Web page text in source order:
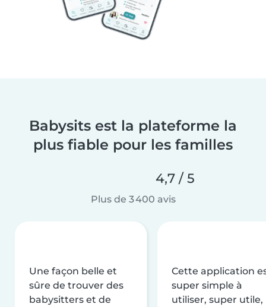
Babysits est la plateforme la
plus fiable pour les familles
4,7 / 5
Plus de 3 400 avis
Une façon belle et
sûre de trouver des
babysitters et de
Cette application
super simple à
utiliser, super utile,